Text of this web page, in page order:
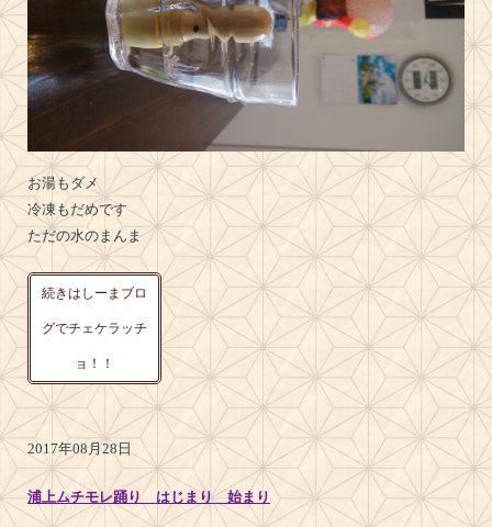
お湯もダメ
冷凍もだめです
ただの水のまんま
続きはしーまブロ
グでチェケラッチ
ョ！！
2017年08月28日
浦上ムチモレ踊り はじまり 始まり